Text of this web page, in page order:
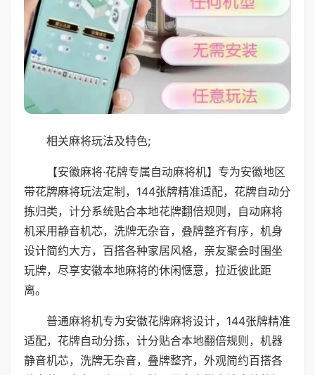
相关麻将玩法及特色;
【安徽麻将·花牌专属自动麻将机】专为安徽地区
带花牌麻将玩法定制，144张牌精准适配，花牌自动分
拣归类，计分系统贴合本地花牌翻倍规则，自动麻将
机采用静音机芯，洗牌无杂音，叠牌整齐有序，机身
设计简约大方，百搭各种家居风格，亲友聚会时围坐
玩牌，尽享安徽本地麻将的休闲惬意，拉近彼此距
离。
普通麻将机专为安徽花牌麻将设计，144张牌精准
适配，花牌自动分拣，计分贴合本地翻倍规则，机器
静音机芯，洗牌无杂音，叠牌整齐，外观简约百搭各